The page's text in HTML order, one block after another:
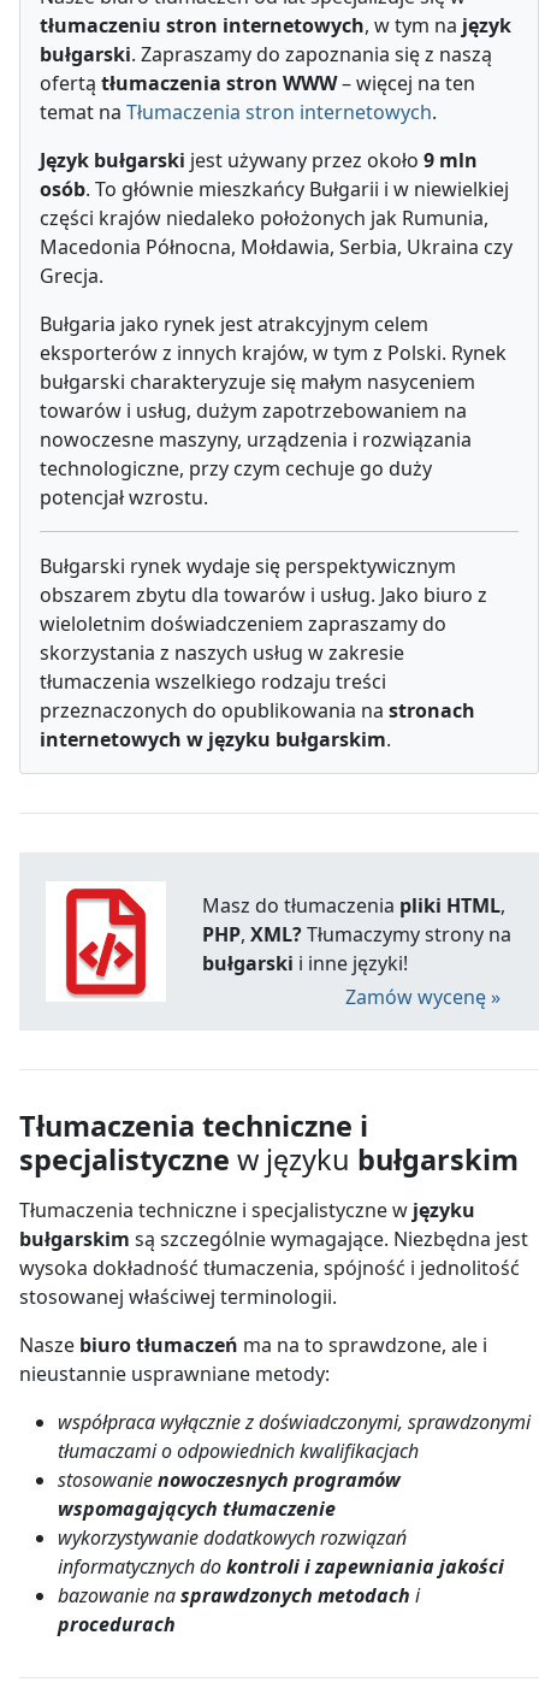
tłumaczeniu stron internetowych, w tym na język
bułgarski. Zapraszamy do zapoznania się z naszą
ofertą tłumaczenia stron WWW– więcej na ten
temat na Tłumaczenia stron internetowych.
Język bułgarski jest używany przez około 9 mln
osób. To głównie mieszkańcy Bułgarii i w niewielkiej
części krajów niedaleko położonych jak Rumunia,
Macedonia Północna, Mołdawia, Serbia, Ukraina czy
Grecja.
Bułgaria jako rynek jest atrakcyjnym celem
eksporterów z innych krajów, w tym z Polski. Rynek
bułgarski charakteryzuje się małym nasyceniem
towarów i usług, dużym zapotrzebowaniem na
nowoczesne maszyny, urządzenia i rozwiązania
technologiczne, przy czym cechuje go duży
potencjał wzrostu.
Bułgarski rynek wydaje się perspektywicznym
obszarem zbytu dla towarów i usług. Jako biuro z
wieloletnim doświadczeniem zapraszamy do
skorzystania z naszych usług w zakresie
tłumaczenia wszelkiego rodzaju treści
przeznaczonych do opublikowania na stronach
internetowych w języku bułgarskim.
Masz do tłumaczenia pliki HTML,
PHP, XML?Tłumaczymy strony na
bułgarski i inne języki!
Zamów wycenę »
Tłumaczenia techniczne i
specjalistyczne w języku bułgarskim
Tłumaczenia techniczne i specjalistyczne w języku
bułgarskim są szczególnie wymagające. Niezbędna jest
wysoka dokładność tłumaczenia, spójność i jednolitość
stosowanej właściwej terminologii.
Nasze biuro tłumaczeń ma na to sprawdzone, ale i
nieustannie usprawniane metody:
współpraca wyłącznie z doświadczonymi, sprawdzonymi
tłumaczami o odpowiednich kwalifikacjach
stosowanienowoczesnych programów
wspomagających tłumaczenie
wykorzystywanie dodatkowych rozwiązań
informatycznych dokontroli i zapewniania jakości
bazowanie nasprawdzonych metodach i
procedurach